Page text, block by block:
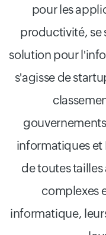
pour les
productivité, se
solution pour
s'agisse de
informatiques et
de toutes
complexes
informatique,